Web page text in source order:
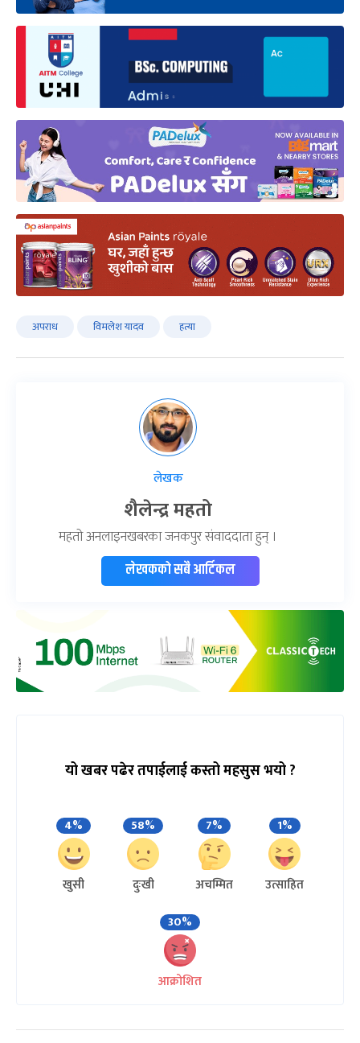
अपराध विमलेश यादव हत्या
लेखक
शैलेन्द्र महतो
महतो अनलाइनखबरका जनकपुर संवाददाता हुन् ।
लेखकको सबै आर्टिकल
यो खबर पढेर तपाईलाई कस्तो महसुस भयो ?
4%
खुसी
58%
दुःखी
7%
अचम्मित
1%
उत्साहित
30%
आक्रोशित